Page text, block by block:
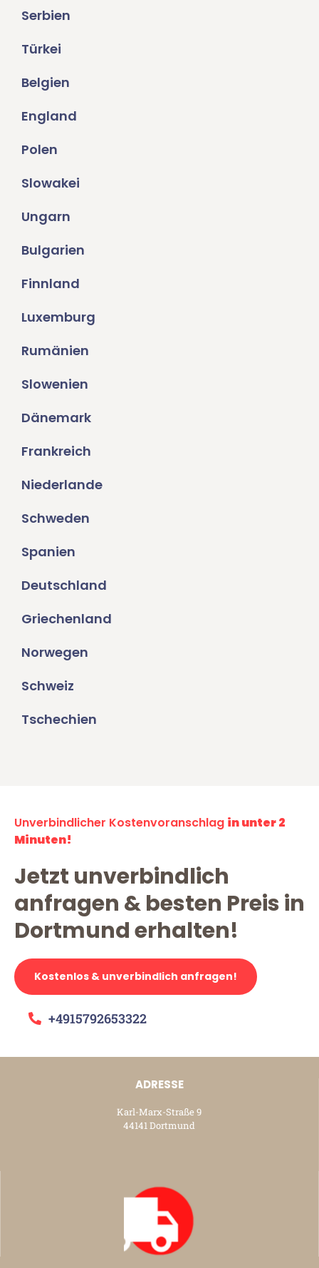
Serbien
Türkei
Belgien
England
Polen
Slowakei
Ungarn
Bulgarien
Finnland
Luxemburg
Rumänien
Slowenien
Dänemark
Frankreich
Niederlande
Schweden
Spanien
Deutschland
Griechenland
Norwegen
Schweiz
Tschechien
Unverbindlicher Kostenvoranschlag in unter 2
Minuten!
Jetzt unverbindlich
anfragen & besten Preis in
Dortmund erhalten!
Kostenlos & unverbindlich anfragen!
+4915792653322
ADRESSE
Karl-Marx-Straße 9
44141 Dortmund